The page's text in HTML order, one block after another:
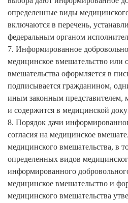
определенные виды
включаются в перечень,
федеральным органом
7. Информированное
медицинское вмешательство или
вмешательства оформляется в
подписывается гражданином,
иным законным представителем,
и содержится в медицинской
8. Порядок дачи
согласия на медицинское
медицинского вмешательства, в
определенных видов
информированного
медицинское вмешательство и
медицинского вмешательства